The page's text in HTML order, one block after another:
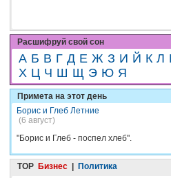
Расшифруй свой сон
А Б В Г Д Е Ж З И Й К Л
Х Ц Ч Ш Щ Э Ю Я
Примета на этот день
Борис и Глеб Летние
(6 август)
"Борис и Глеб - поспел хлеб".
TOP Бизнес
Политика